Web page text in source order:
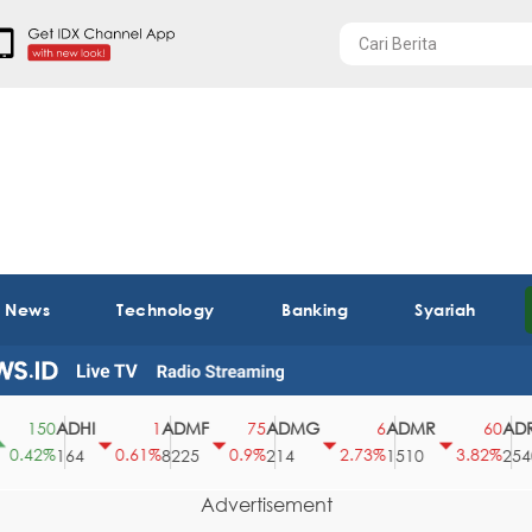
Technology Banking Syariah
ADHI
164
0.61%
ADMF
8225
0.9%
ADMG
214
2.73%
ADMR
1510
3.82%
ADRO
2540
Advertisement